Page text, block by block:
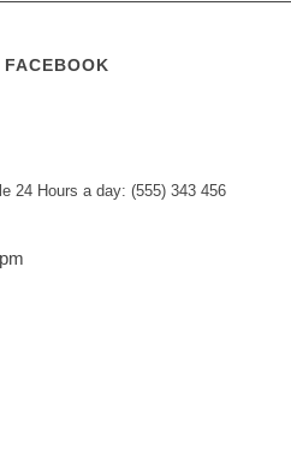
24 Hours a day: (555) 343 456